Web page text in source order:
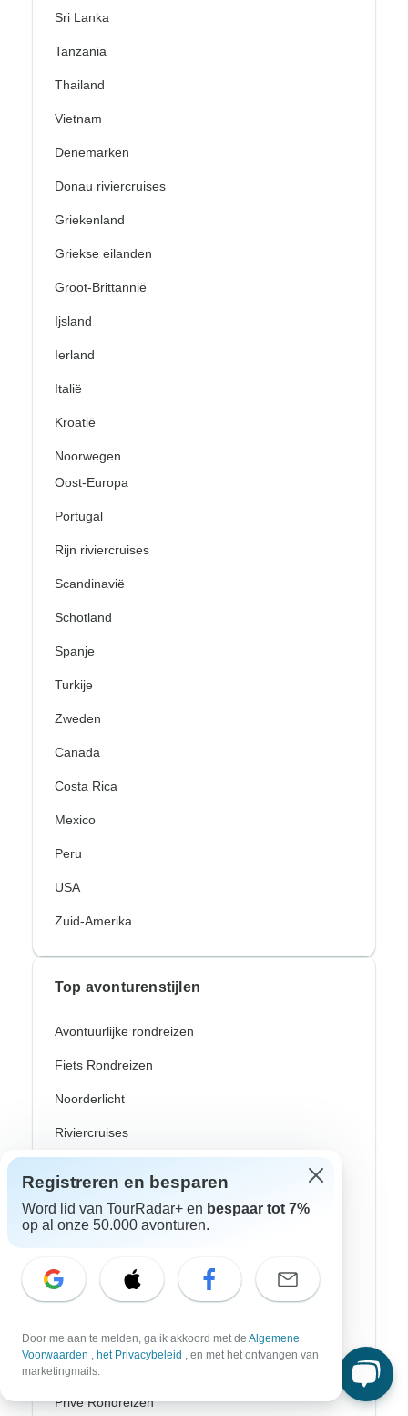
Sri Lanka
Tanzania
Thailand
Vietnam
Denemarken
Donau riviercruises
Griekenland
Griekse eilanden
Groot-Brittannië
Ijsland
Ierland
Italië
Kroatië
Noorwegen
Oost-Europa
Portugal
Rijn riviercruises
Scandinavië
Schotland
Spanje
Turkije
Zweden
Canada
Costa Rica
Mexico
Peru
USA
Zuid-Amerika
Top avonturenstijlen
Avontuurlijke rondreizen
Fiets Rondreizen
Noorderlicht
Riviercruises
Wandeltochten
Culturele Rondreizen
Bus Rondreizen
Trein / Spoor Reizen
Strand Rondreizen
Familie Rondreizen
Privé Rondreizen
Registreren en besparen
Word lid van TourRadar+ en bespaar tot 7%
op al onze 50.000 avonturen.
Door me aan te melden, ga ik akkoord met de Algemene
Voorwaarden , het Privacybeleid , en met het ontvangen van
marketingmails.